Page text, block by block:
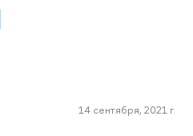
14 сентября, 2021 г.